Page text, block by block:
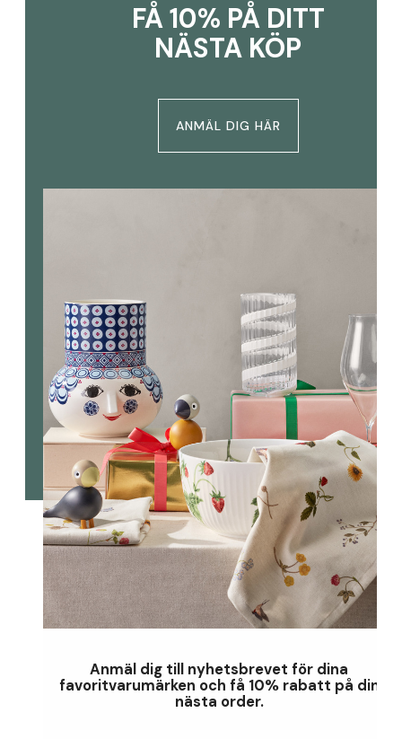
FÅ 10% PÅ DITT
NÄSTA KÖP
ANMÄL DIG HÄR
Anmäl dig till nyhetsbrevet för dina
favoritvarumärken och få 10% rabatt på din
nästa order.